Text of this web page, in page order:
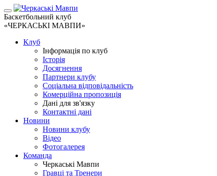
Баскетбольний клуб
«ЧЕРКАСЬКІ МАВПИ»
Клуб
Інформація по клуб
Історія
Досягнення
Партнери клубу
Соціальна відповідальність
Комерційна пропозиція
Дані для зв'язку
Контактні дані
Новини
Новини клубу
Відео
Фотогалерея
Команда
Черкаські Мавпи
Гравці та Тренери